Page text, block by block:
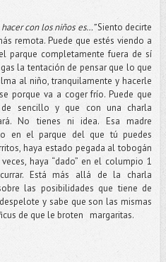
con los niños es…”Siento decirte
remota. Puede que estés viendo a
parque completamente fuera de sí
la tentación de pensar que lo que
al niño, tranquilamente y hacerle
porque va a coger frío. Puede que
sencillo y que con una charla
No tienes ni idea. Esa madre
en el parque del que tú puedes
haya estado pegada al tobogán
haya “dado” en el columpio 1
Está más allá de la charla
las posibilidades que tiene de
y sabe que son las mismas
de que le broten margaritas.